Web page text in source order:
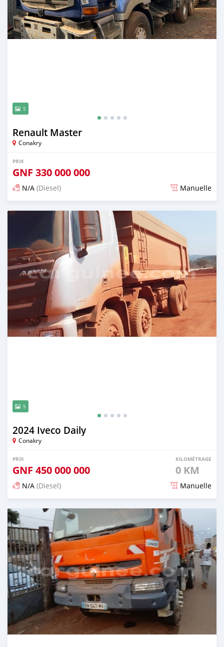
5
Renault Master
Conakry
PRIX
GNF 330 000 000
N/A (Diesel) Manuelle
Publié il y a plus d'un an
5
2024 Iveco Daily
Conakry
PRIX
GNF 450 000 000
KILOMÉTRAGE
0 KM
N/A (Diesel) Manuelle
Publié il y a plus d'un an